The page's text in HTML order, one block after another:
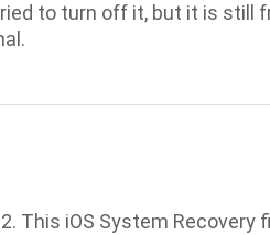
to turn off it, but it is still
This iOS System